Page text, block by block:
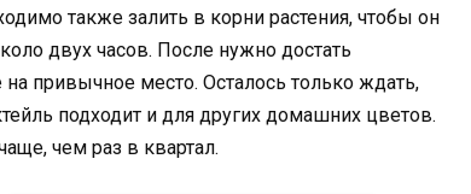
также залить в корни растения, чтобы он
двух часов. После нужно достать
привычное место. Осталось только ждать,
подходит и для других домашних цветов.
чем раз в квартал.